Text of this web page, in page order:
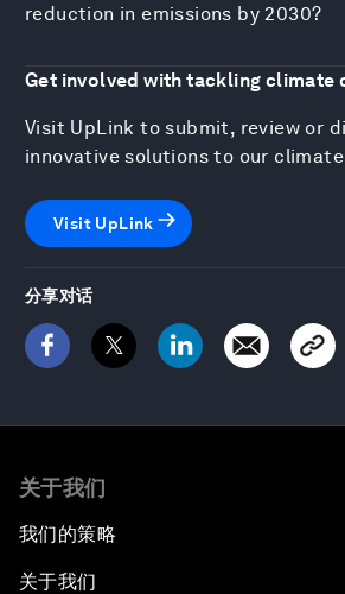
reduction in emissions by 2030?
Get involved with tackling climate
Visit UpLink to submit, review or
innovative solutions to our
Visit UpLink
分享对话
关于我们
我们的策略
关于我们